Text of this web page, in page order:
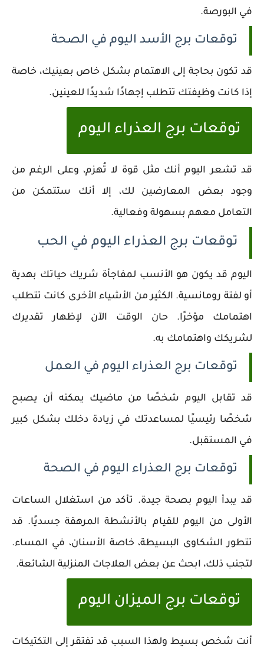
في البورصة.
توقعات برج الأسد اليوم في الصحة
قد تكون بحاجة إلى الاهتمام بشكل خاص بعينيك، خاصة
إذا كانت وظيفتك تتطلب إجهادًا شديدًا للعينين.
توقعات برج العذراء اليوم
قد تشعر اليوم أنك مثل قوة لا تُهزم، وعلى الرغم من
وجود بعض المعارضين لك، إلا أنك ستتمكن من
التعامل معهم بسهولة وفعالية.
توقعات برج العذراء اليوم في الحب
اليوم قد يكون هو الأنسب لمفاجأة شريك حياتك بهدية
أو لفتة رومانسية. الكثير من الأشياء الأخرى كانت تتطلب
اهتمامك مؤخرًا. حان الوقت الآن لإظهار تقديرك
لشريكك واهتمامك به.
توقعات برج العذراء اليوم في العمل
قد تقابل اليوم شخصًا من ماضيك يمكنه أن يصبح
شخصًا رئيسيًا لمساعدتك في زيادة دخلك بشكل كبير
في المستقبل.
توقعات برج العذراء اليوم في الصحة
قد يبدأ اليوم بصحة جيدة. تأكد من استغلال الساعات
الأولى من اليوم للقيام بالأنشطة المرهقة جسديًا. قد
تتطور الشكاوى البسيطة، خاصة الأسنان، في المساء.
لتجنب ذلك، ابحث عن بعض العلاجات المنزلية الشائعة.
توقعات برج الميزان اليوم
أنت شخص بسيط ولهذا السبب قد تفتقر إلى التكتيكات